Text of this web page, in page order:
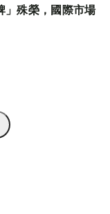
」殊榮，國際市場